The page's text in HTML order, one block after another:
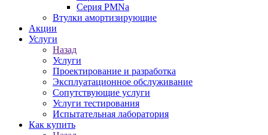
Серия PMNa
Втулки амортизирующие
Акции
Услуги
Назад
Услуги
Проектирование и разработка
Эксплуатационное обслуживание
Сопутствующие услуги
Услуги тестирования
Испытательная лаборатория
Как купить